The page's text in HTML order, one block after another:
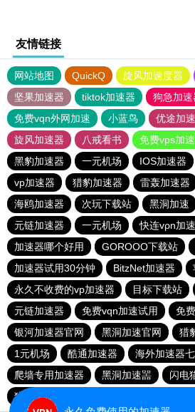
友情链接
网站地图 QuickQ 旋风加速度器
坚果加速器
tiktok加速器
狗急加速
免费vqn外网加速
小蓝鸟 优途加
旋风加速器
八戒看书
免费vps加
黑豹加速器
一元机场 IOS加速器
vp加速器
猎豹加速器 雷轰加速器
海鸥加速器
次玩下载站 黑洞加速
元链加速器
一元机场 快连vρn加
加速器哪个好用
GOROOO下载站
加速器试用30分钟
BitzNet加速器
永久不收费的vp加速器
目标下载站
元链加速器
免费vqn加速试用
免
银河加速器官网
黑洞加速官网
猎
1元机场
酷通加速器
海外加速器
爬墙专用加速器
黑洞加速噐
闪电
猎豹加速器官网